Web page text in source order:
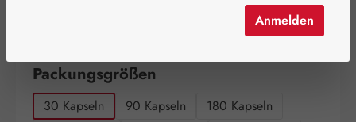
Packungsgrößen
30 Kapseln 90 Kapseln
180 Kapseln
Anmelden